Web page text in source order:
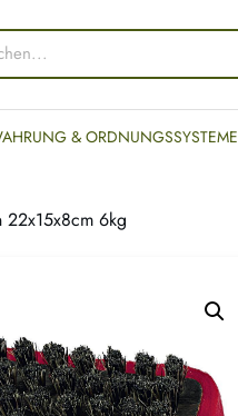
& ORDNUNGSSYSTEME
22x15x8cm 6kg